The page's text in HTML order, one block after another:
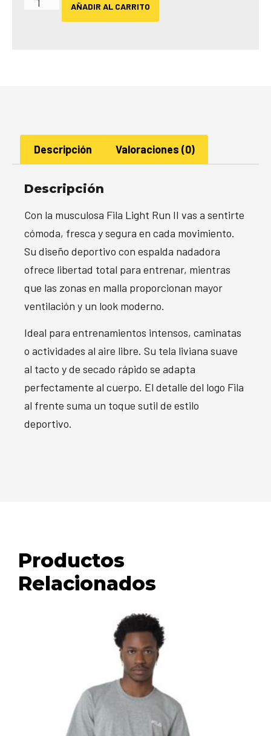
AÑADIR AL CARRITO
Descripción Valoraciones (0)
Descripción
Con la musculosa Fila Light Run II vas a sentirte
cómoda, fresca y segura en cada movimiento.
Su diseño deportivo con espalda nadadora
ofrece libertad total para entrenar, mientras
que las zonas en malla proporcionan mayor
ventilación y un look moderno.
Ideal para entrenamientos intensos, caminatas
o actividades al aire libre. Su tela liviana suave
al tacto y de secado rápido se adapta
perfectamente al cuerpo. El detalle del logo Fila
al frente suma un toque sutil de estilo
deportivo.
Productos
Relacionados